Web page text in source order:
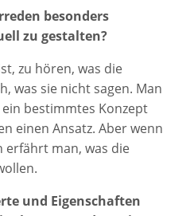
besonders
zu gestalten?
zu hören, was die
was sie nicht sagen. Man
bestimmtes Konzept
einen Ansatz. Aber wenn
erfährt man, was die
und Eigenschaften